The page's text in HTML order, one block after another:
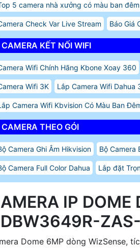
5 camera nhà xưởng có màu ban đêm
Check Var Live Stream Báo Giá
CAMERA KẾT NỐI WIFI
Wifi Chính Hãng Kbone Xoay 360
Wifi 3K Lắp Camera Wifi Dahua
Camera Wifi Kbvision Có Màu Ban
CAMERA THEO GÓI
Camera Ghi Âm Hikvision Bộ Camera
Camera Full Color Dahua Lắp đặt
IP
Dome 6MP dòng WizSense,